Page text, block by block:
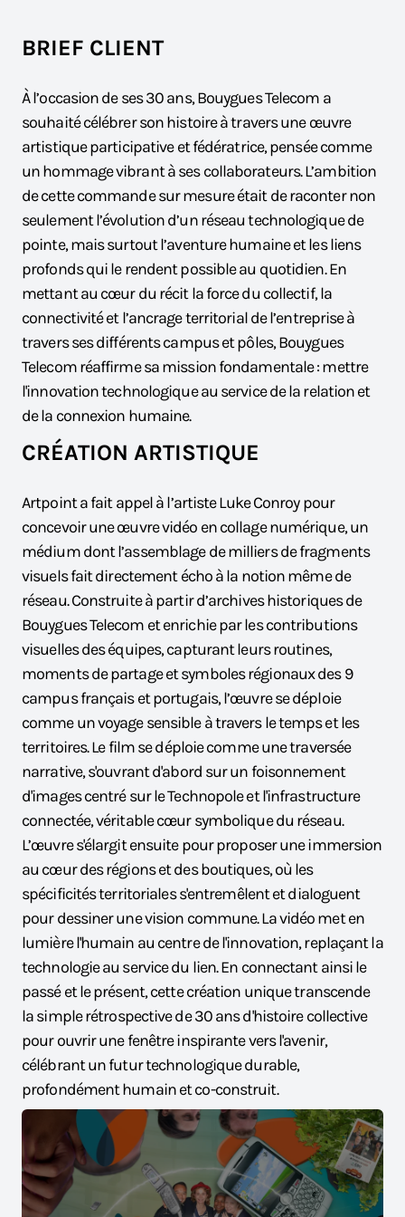
BRIEF CLIENT
À l’occasion de ses 30 ans, Bouygues Telecom a
souhaité célébrer son histoire à travers une œuvre
artistique participative et fédératrice, pensée comme
un hommage vibrant à ses collaborateurs. L’ambition
de cette commande sur mesure était de raconter non
seulement l’évolution d’un réseau technologique de
pointe, mais surtout l’aventure humaine et les liens
profonds qui le rendent possible au quotidien. En
mettant au cœur du récit la force du collectif, la
connectivité et l’ancrage territorial de l’entreprise à
travers ses différents campus et pôles, Bouygues
Telecom réaffirme sa mission fondamentale : mettre
l'innovation technologique au service de la relation et
de la connexion humaine.
CRÉATION ARTISTIQUE
Artpoint a fait appel à l’artiste Luke Conroy pour
concevoir une œuvre vidéo en collage numérique, un
médium dont l’assemblage de milliers de fragments
visuels fait directement écho à la notion même de
réseau. Construite à partir d’archives historiques de
Bouygues Telecom et enrichie par les contributions
visuelles des équipes, capturant leurs routines,
moments de partage et symboles régionaux des 9
campus français et portugais, l’œuvre se déploie
comme un voyage sensible à travers le temps et les
territoires. Le film se déploie comme une traversée
narrative, s'ouvrant d'abord sur un foisonnement
d'images centré sur le Technopole et l'infrastructure
connectée, véritable cœur symbolique du réseau.
L’œuvre s'élargit ensuite pour proposer une immersion
au cœur des régions et des boutiques, où les
spécificités territoriales s'entremêlent et dialoguent
pour dessiner une vision commune. La vidéo met en
lumière l'humain au centre de l'innovation, replaçant la
technologie au service du lien. En connectant ainsi le
passé et le présent, cette création unique transcende
la simple rétrospective de 30 ans d'histoire collective
pour ouvrir une fenêtre inspirante vers l'avenir,
célébrant un futur technologique durable,
profondément humain et co-construit.